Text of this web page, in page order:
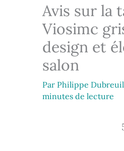
Avis sur la
Viosimc
design et
salon
Par Philippe Dubreuil
minutes de lecture